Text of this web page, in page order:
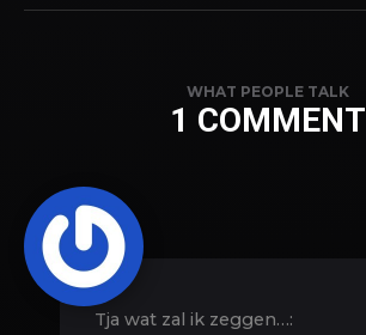
WHAT PEOPLE TALK
1 COMMENT
Tja wat zal ik zeggen…: